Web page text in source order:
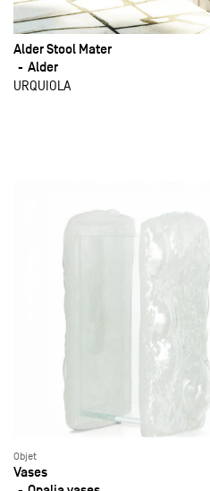
Alder Stool Mater
Alder
URQUIOLA
Objet
Vases